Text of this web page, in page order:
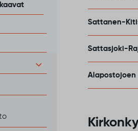
Sattanen-
Sattasjoki-
Alapostojoen